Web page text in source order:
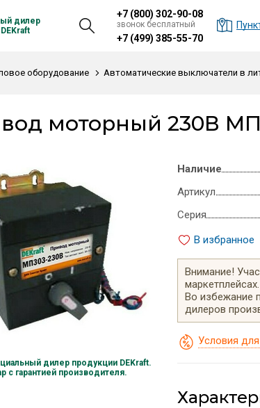
дилер
+7 (800) 302-90-08
звонок бесплатный
+7 (499) 385-55-70
оборудование Автоматические выключатели в
моторный 230В
дилер продукции DEKraft.
с гарантией производителя.
Наличие
Артикул
Серия
В избранное
Внимание!
маркетплейсах.
Во избежание
дилеров
Условия